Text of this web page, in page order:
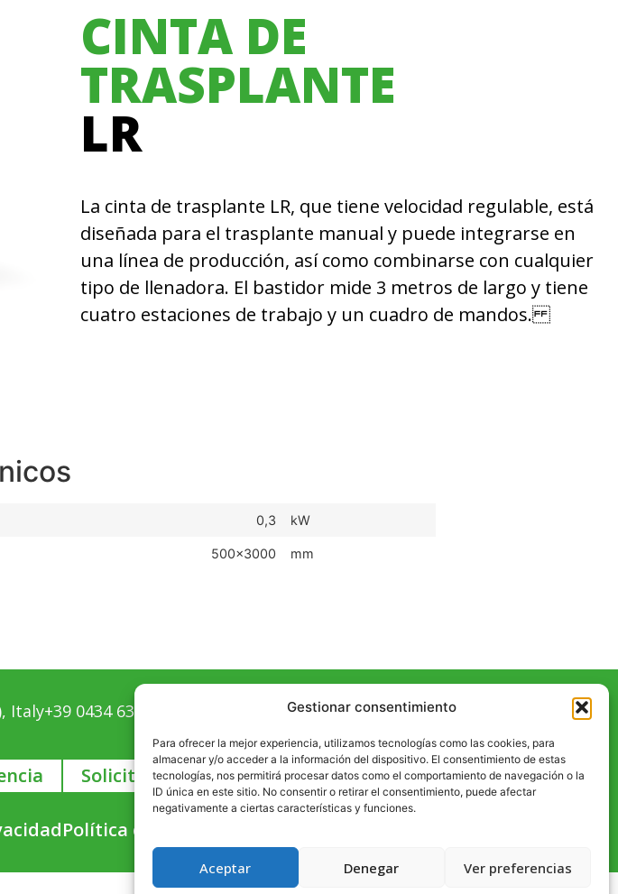
Gestionar consentimiento
Para ofrecer la mejor experiencia, utilizamos tecnologías como las cookies, para
almacenar y/o acceder a la información del dispositivo. El consentimiento de estas
tecnologías, nos permitirá procesar datos como el comportamiento de navegación o la
ID única en este sitio. No consentir o retirar el consentimiento, puede afectar
negativamente a ciertas características y funciones.
Aceptar Denegar Ver preferencias
CINTA DE
TRASPLANTE
LR
La cinta de trasplante LR, que tiene velocidad regulable, está
diseñada para el trasplante manual y puede integrarse en
una línea de producción, así como combinarse con cualquier
tipo de llenadora. El bastidor mide 3 metros de largo y tiene
cuatro estaciones de trabajo y un cuadro de mandos.
0,3 kW
500x3000 mm
Italy+39 0434 639411 info@mosagreen.itP. IVA 01941080937
Solicitud de informacion
Política de cookies